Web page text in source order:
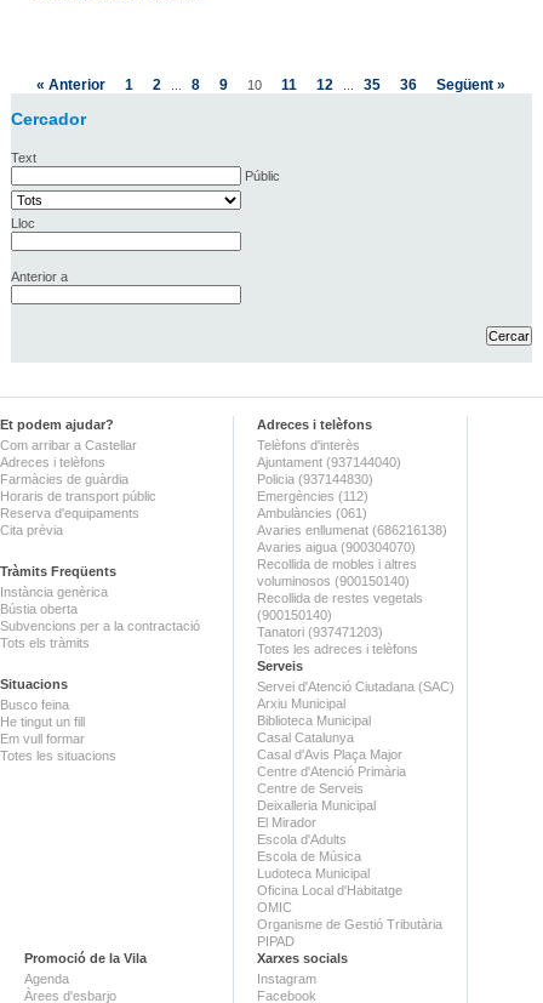
« Anterior 1 2 8 9 10 11 12 35 36 Següent »
Cercador
Text
Públic
Lloc
Anterior a
Et podem ajudar?
Com arribar a Castellar
Adreces i telèfons
Farmàcies de guàrdia
Horaris de transport públic
Reserva d'equipaments
Cita prèvia
Tràmits Freqüents
Instància genèrica
Bústia oberta
Subvencions per a la contractació
Tots els tràmits
Situacions
Busco feina
He tingut un fill
Em vull formar
Totes les situacions
Adreces i telèfons
Telèfons d'interès
Ajuntament (937144040)
Policia (937144830)
Emergències (112)
Ambulàncies (061)
Avaries enllumenat (686216138)
Avaries aigua (900304070)
Recollida de mobles i altres
voluminosos (900150140)
Recollida de restes vegetals
(900150140)
Tanatori (937471203)
Totes les adreces i telèfons
Serveis
Servei d'Atenció Ciutadana (SAC)
Arxiu Municipal
Biblioteca Municipal
Casal Catalunya
Casal d'Avis Plaça Major
Centre d'Atenció Primària
Centre de Serveis
Deixalleria Municipal
El Mirador
Escola d'Adults
Escola de Música
Ludoteca Municipal
Oficina Local d'Habitatge
OMIC
Organisme de Gestió Tributària
PIPAD
Promoció de la Vila
Agenda
Àrees d'esbarjo
Xarxes socials
Instagram
Facebook